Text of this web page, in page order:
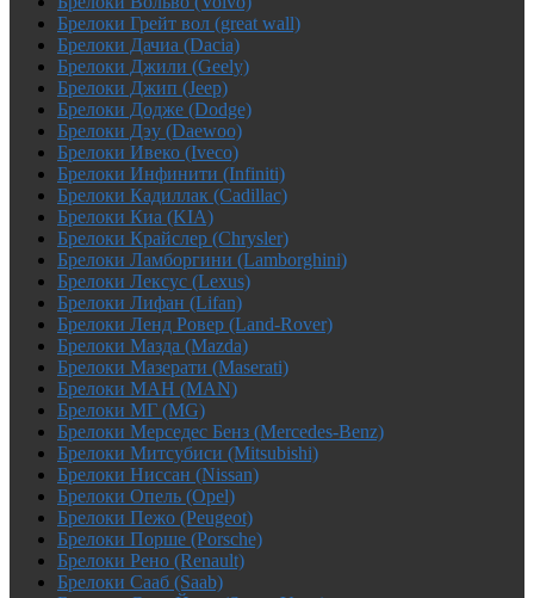
Брелоки Грейт вол (great wall)
Брелоки Дачиа (Dacia)
Брелоки Джили (Geely)
Брелоки Джип (Jeep)
Брелоки Додже (Dodge)
Брелоки Дэу (Daewoo)
Брелоки Ивеко (Iveco)
Брелоки Инфинити (Infiniti)
Брелоки Кадиллак (Cadillac)
Брелоки Киа (KIA)
Брелоки Крайслер (Chrysler)
Брелоки Ламборгини (Lamborghini)
Брелоки Лексус (Lexus)
Брелоки Лифан (Lifan)
Брелоки Ленд Ровер (Land-Rover)
Брелоки Мазда (Mazda)
Брелоки Мазерати (Maserati)
Брелоки МАН (MAN)
Брелоки МГ (MG)
Брелоки Мерседес Бенз (Mercedes-Benz)
Брелоки Митсубиси (Mitsubishi)
Брелоки Ниссан (Nissan)
Брелоки Опель (Opel)
Брелоки Пежо (Peugeot)
Брелоки Порше (Porsche)
Брелоки Рено (Renault)
Брелоки Сааб (Saab)